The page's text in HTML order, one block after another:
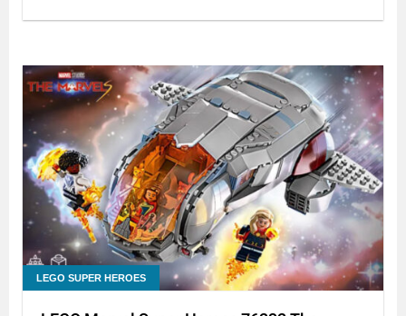
LEGO SUPER HEROES